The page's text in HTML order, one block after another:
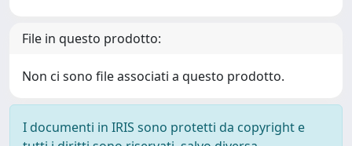
File in questo prodotto:
Non ci sono file associati a questo prodotto.
I documenti in IRIS sono protetti da copyright e